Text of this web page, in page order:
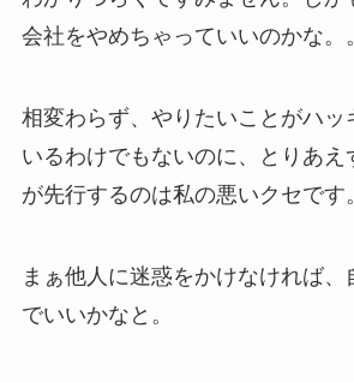
会社をやめちゃっていいのかな。
相変わらず、やりたいことがハッ
いるわけでもないのに、とりあえ
が先行するのは私の悪いクセです。
まぁ他人に迷惑をかけなければ
でいいかなと。